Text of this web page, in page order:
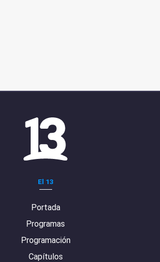
El 13
Portada
Programas
Programación
Capítulos